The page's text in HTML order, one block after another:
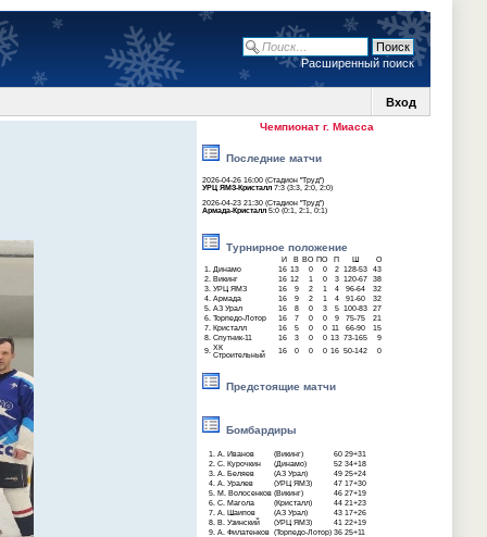
Расширенный поиск
Вход
Чемпионат г. Миасса
Последние матчи
2026-04-26 16:00 (Стадион "Труд")
УРЦ ЯМЗ-Кристалл 7:3 (3:3, 2:0, 2:0)
2026-04-23 21:30 (Стадион "Труд")
Армада-Кристалл 5:0 (0:1, 2:1, 0:1)
Турнирное положение
И В ВО ПО П
О
1.
Динамо 16 13 0 0 2 128-53
43
2.
Викинг 16 12 1 0 3 120-67
38
3. УРЦ ЯМЗ 16 9 2 1 4 96-64
32
4. Армада 16 9 2 1 4 91-60
32
5. АЗ Урал 16 8 0 3 5 100-83
27
6. Торпедо-Лотор 16 7 0 0 9 75-75
21
7.
Кристалл 16 5 0 0 11 66-90
15
8. Спутник-11 16 3 0 0 13 73-165
9
9. ХК
Строительный
16 0 0 0 16 50-142 0
Предстоящие матчи
Бомбардиры
1. А. Иванов (Викинг) 60 29+31
2. С. Курочкин (Динамо) 52 34+18
3. А. Беляев (АЗ Урал) 49 25+24
4. А. Уралев (УРЦ ЯМЗ) 47 17+30
5.
М. Волосенков (Викинг) 46 27+19
6. С. Магола (Кристалл) 44 21+23
7. А. Шаипов (АЗ Урал) 43 17+26
8.
В. Узинский (УРЦ ЯМЗ) 41 22+19
9. А. Филатенков (Торпедо-Лотор) 36 25+11